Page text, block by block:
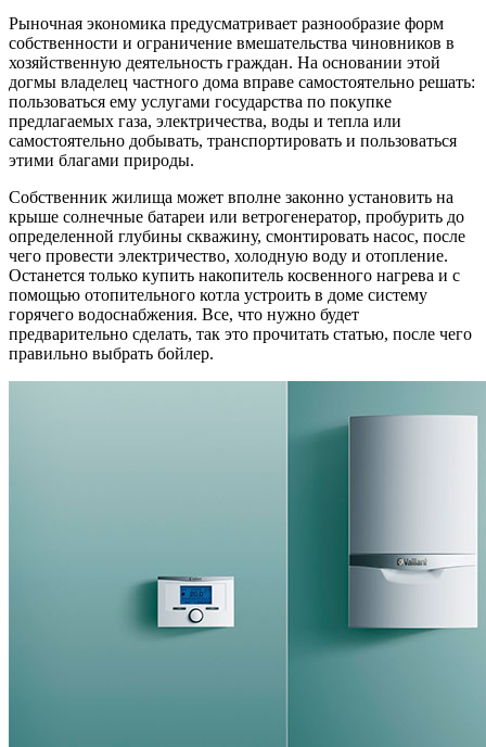
Рыночная экономика предусматривает разнообразие форм
собственности и ограничение вмешательства чиновников в
хозяйственную деятельность граждан. На основании этой
догмы владелец частного дома вправе самостоятельно решать:
пользоваться ему услугами государства по покупке
предлагаемых газа, электричества, воды и тепла или
самостоятельно добывать, транспортировать и пользоваться
этими благами природы.
Собственник жилища может вполне законно установить на
крыше солнечные батареи или ветрогенератор, пробурить до
определенной глубины скважину, смонтировать насос, после
чего провести электричество, холодную воду и отопление.
Останется только купить накопитель косвенного нагрева и с
помощью отопительного котла устроить в доме систему
горячего водоснабжения. Все, что нужно будет
предварительно сделать, так это прочитать статью, после чего
правильно выбрать бойлер.